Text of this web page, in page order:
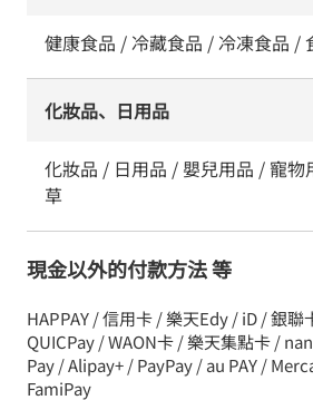
健康食品 / 冷藏食品 / 冷凍食品 /
化妝品、日用品
化妝品 / 日用品 / 嬰兒用品 / 寵物
草
現金以外的付款方法 等
HAPPAY / 信用卡 / 樂天Edy / iD / 銀
QUICPay / WAON卡 / 樂天集點卡 /
Pay / Alipay+ / PayPay / au PAY /
FamiPay